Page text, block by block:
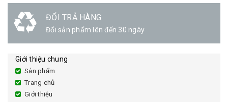
ĐỔI TRẢ HÀNG
Đổi sản phẩm lên đến 30 ngày
Giới thiệu chung
Sản phẩm
Trang chủ
Giới thiệu